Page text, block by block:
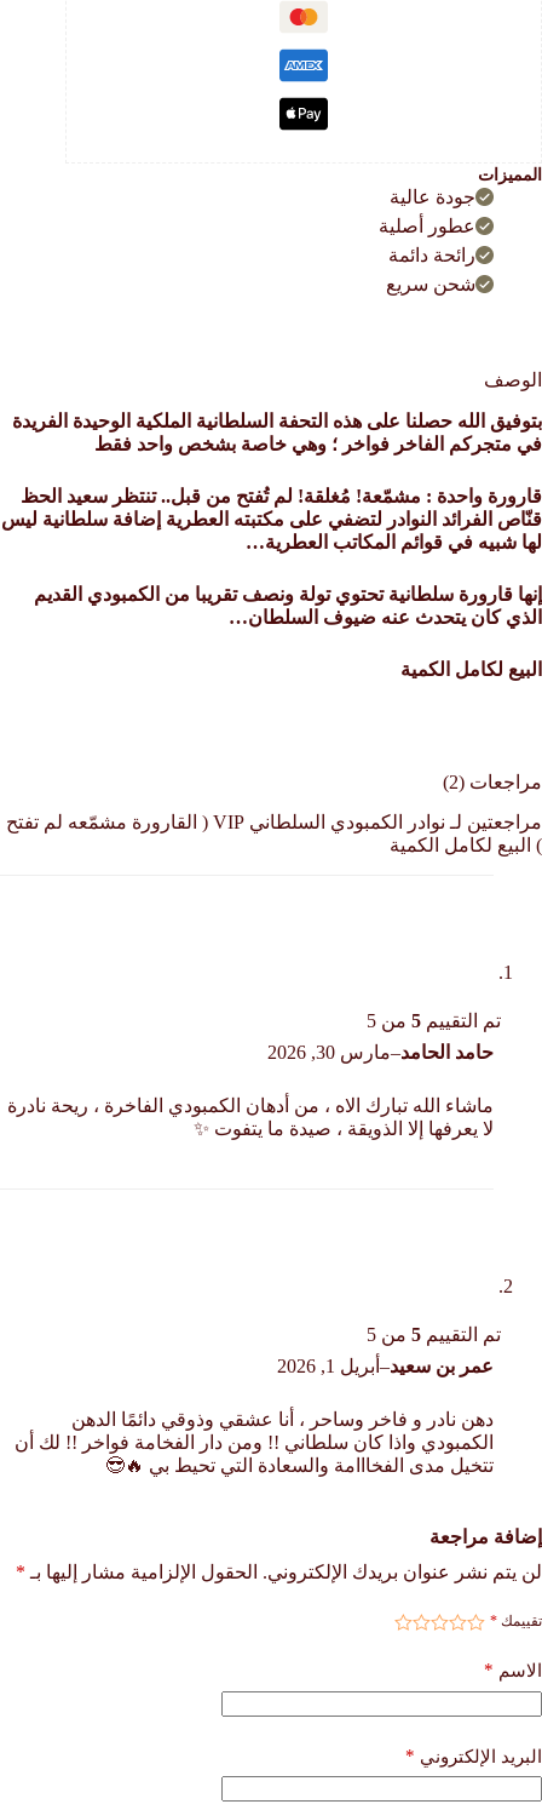
المميزات
جودة عالية
عطور أصلية
رائحة دائمة
شحن سريع
الوصف
بتوفيق الله حصلنا على هذه التحفة السلطانية الملكية الوحيدة الفريدة
في متجركم الفاخر فواخر ؛ وهي خاصة بشخص واحد فقط
قارورة واحدة : مشمّعة! مُغلقة! لم تُفتح من قبل.. تنتظر سعيد الحظ
قنّاص الفرائد النوادر لتضفي على مكتبته العطرية إضافة سلطانية ليس
لها شبيه في قوائم المكاتب العطرية…
إنها قارورة سلطانية تحتوي تولة ونصف تقريبا من الكمبودي القديم
الذي كان يتحدث عنه ضيوف السلطان…
البيع لكامل الكمية
مراجعات (2)
مراجعتين لـ
نوادر الكمبودي السلطاني VIP ( القارورة مشمّعه لم تفتح
) البيع لكامل الكمية
تم التقييم 5من 5
حامد الحامد–مارس 30, 2026
ماشاء الله تبارك الاه ، من أدهان الكمبودي الفاخرة ، ريحة نادرة
لا يعرفها إلا الذويقة ، صيدة ما يتفوت ✨
تم التقييم 5من 5
عمر بن سعيد– أبريل 1, 2026
دهن نادر و فاخر وساحر ، أنا عشقي وذوقي دائمًا الدهن
الكمبودي واذا كان سلطاني !! ومن دار الفخامة فواخر !! لك أن
تتخيل مدى الفخااامة والسعادة التي تحيط بي 🔥😎
إضافة مراجعة
لن يتم نشر عنوان بريدك الإلكتروني. الحقول الإلزامية مشار إليها بـ *
تقييمك *
الاسم *
البريد الإلكتروني *